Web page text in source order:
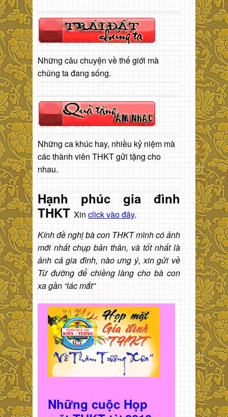
Những câu chuyện về thế giới mà
chúng ta đang sống.
Những ca khúc hay, nhiều kỷ niệm mà
các thành viên THKT gửi tặng cho
nhau.
Hạnh phúc gia đình
THKT Xin click vào đây.
Kính đề nghị bà con THKT mình có ảnh
mới nhất chụp bản thân, và tốt nhất là
ảnh cả gia đình, nào ưng ý, xin gửi về
Từ đường để chiềng làng cho bà con
xa gần “lác mắt”
Những cuộc Họp